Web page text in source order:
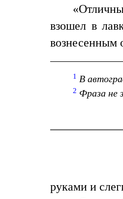
взошел в
вознесенным
1 В
2 Фраза не
руками и